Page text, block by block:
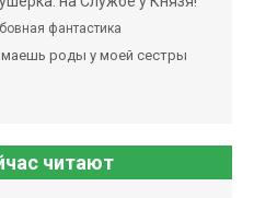
фантастика
роды у моей сестры
читают